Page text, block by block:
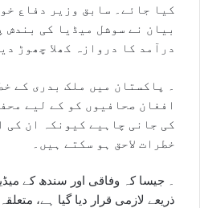
کیا جائے۔ سابق وزیر دفاع
بیان نے سوشل میڈیا کی بندش
درآمد کا دروازہ کھلا چھوڑ
۔ پاکستان میں ملک بدری کے
افغان صحافیوں کو کے لیے
کی جانی چاہیے کیونکہ ان کی
خطرات لاحق ہو سکتے ہیں۔
۔ جیسا کہ وفاقی اور سندھ کے
ذریعے لازمی قرار دیا گیا ہے،